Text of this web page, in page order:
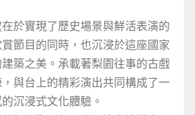
於實現了歷史場景與鮮活表演的
節目的同時，也沉浸於這座國家
築之美。承載著梨園往事的古戲
與台上的精彩演出共同構成了一
沉浸式文化體驗。